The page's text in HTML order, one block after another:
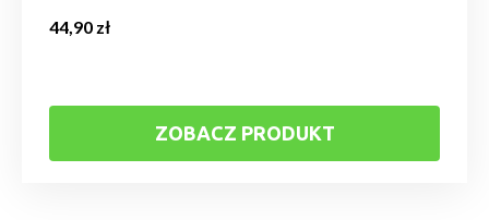
44,90 zł
ZOBACZ PRODUKT